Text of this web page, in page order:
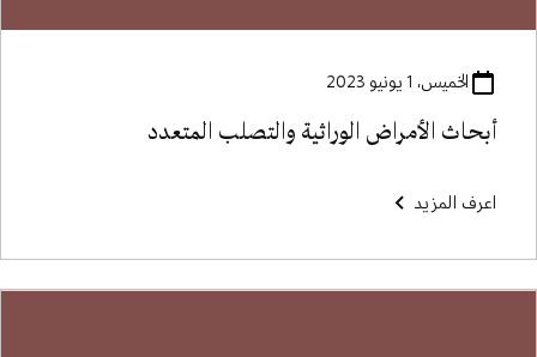
الخميس، 1 يونيو 2023
أبحاث الأمراض الوراثية والتصلب المتعدد
اعرف المزيد